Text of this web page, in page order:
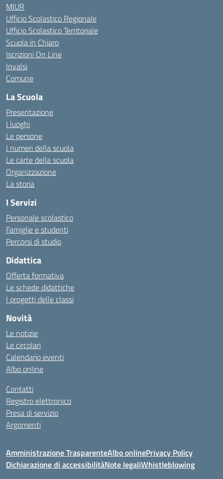
MIUR
Ufficio Scolastico Regionale
Ufficio Scolastico Territoriale
Scuola in Chiaro
Iscrizioni On Line
Invalsi
Comune
La Scuola
Presentazione
I luoghi
Le persone
I numeri della scuola
Le carte della scuola
Organizzazione
La storia
I Servizi
Personale scolastico
Famiglie e studenti
Percorsi di studio
Didattica
Offerta formativa
Le schede didattiche
I progetti delle classi
Novità
Le notizie
Le circolari
Calendario eventi
Albo online
Contatti
Registro elettronico
Presa di servizio
Argomenti
Amministrazione TrasparenteAlbo onlinePrivacy Policy
Dichiarazione di accessibilitàNote legaliWhistleblowing